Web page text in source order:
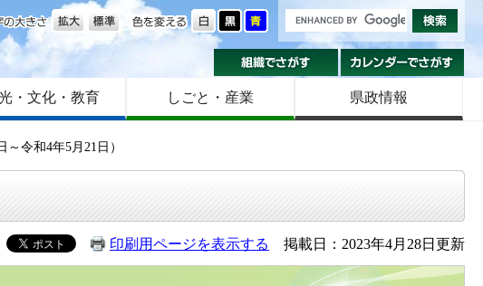
色を変える
文字の大きさ
組織でさがす
・文化・教育 しごと・産業 県政情報
令和4年5月21日）
印刷用ページを表示する 掲載日：2023年4月28日更新